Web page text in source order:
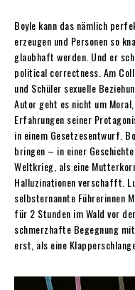
Boyle kann das nämlich
erzeugen und Personen so
glaubhaft werden. Und er
political correctness. Am
und Schüler sexuelle
Autor geht es nicht um
Erfahrungen seiner
in einem Gesetzesentwurf.
bringen – in einer
Weltkrieg, als eine
Halluzinationen verschafft.
selbsternannte Führerinnen
für 2 Stunden im Wald vor
schmerzhafte Begegnung
erst, als eine